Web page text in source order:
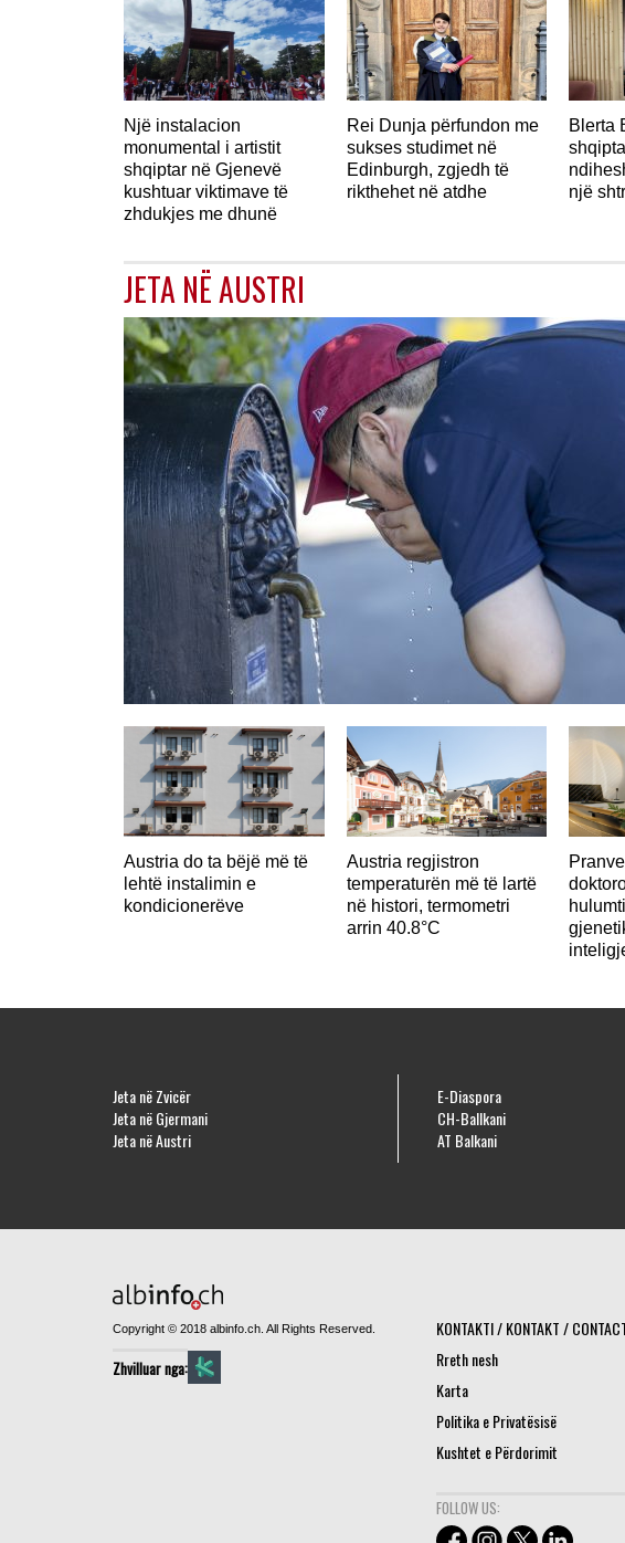
Një instalacion
monumental i artistit
shqiptar në Gjenevë
kushtuar viktimave të
zhdukjes me dhunë
Rei Dunja përfundon me
sukses studimet në
Edinburgh, zgjedh të
rikthehet në atdhe
Blerta
një
JETA NË AUSTRI
Austria do ta bëjë më të
lehtë instalimin e
kondicionerëve
Austria regjistron
temperaturën më të lartë
në histori, termometri
arrin 40.8°C
Jeta në Zvicër
Jeta në Gjermani
Jeta në Austri
E-Diaspora
CH-Ballkani
AT Balkani
Copyright © 2018 albinfo.ch. All Rights Reserved.
Zhvilluar nga:
KONTAKTI / KONTAKT /
Rreth nesh
Karta
Politika e Privatësisë
Kushtet e Përdorimit
FOLLOW US: